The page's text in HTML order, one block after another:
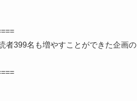
者399名も増やすことができた企画の